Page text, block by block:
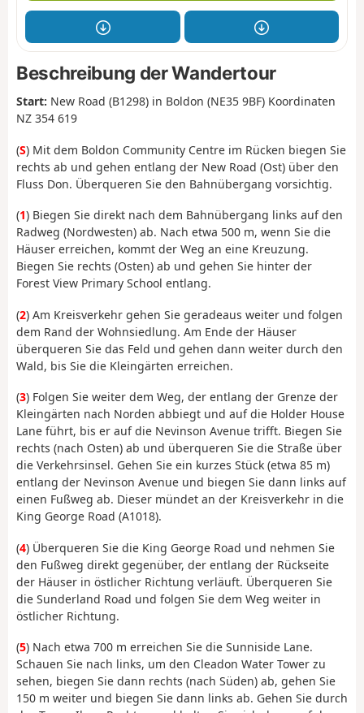
Beschreibung der Wandertour
Start: New Road (B1298) in Boldon (NE35 9BF) Koordinaten
NZ 354 619
(S) Mit dem Boldon Community Centre im Rücken biegen Sie
rechts ab und gehen entlang der New Road (Ost) über den
Fluss Don. Überqueren Sie den Bahnübergang vorsichtig.
(1) Biegen Sie direkt nach dem Bahnübergang links auf den
Radweg (Nordwesten) ab. Nach etwa 500 m, wenn Sie die
Häuser erreichen, kommt der Weg an eine Kreuzung.
Biegen Sie rechts (Osten) ab und gehen Sie hinter der
Forest View Primary School entlang.
(2) Am Kreisverkehr gehen Sie geradeaus weiter und folgen
dem Rand der Wohnsiedlung. Am Ende der Häuser
überqueren Sie das Feld und gehen dann weiter durch den
Wald, bis Sie die Kleingärten erreichen.
(3) Folgen Sie weiter dem Weg, der entlang der Grenze der
Kleingärten nach Norden abbiegt und auf die Holder House
Lane führt, bis er auf die Nevinson Avenue trifft. Biegen Sie
rechts (nach Osten) ab und überqueren Sie die Straße über
die Verkehrsinsel. Gehen Sie ein kurzes Stück (etwa 85 m)
entlang der Nevinson Avenue und biegen Sie dann links auf
einen Fußweg ab. Dieser mündet an der Kreisverkehr in die
King George Road (A1018).
(4) Überqueren Sie die King George Road und nehmen Sie
den Fußweg direkt gegenüber, der entlang der Rückseite
der Häuser in östlicher Richtung verläuft. Überqueren Sie
die Sunderland Road und folgen Sie dem Weg weiter in
östlicher Richtung.
(5) Nach etwa 700 m erreichen Sie die Sunniside Lane.
Schauen Sie nach links, um den Cleadon Water Tower zu
sehen, biegen Sie dann rechts (nach Süden) ab, gehen Sie
150 m weiter und biegen Sie dann links ab. Gehen Sie durch